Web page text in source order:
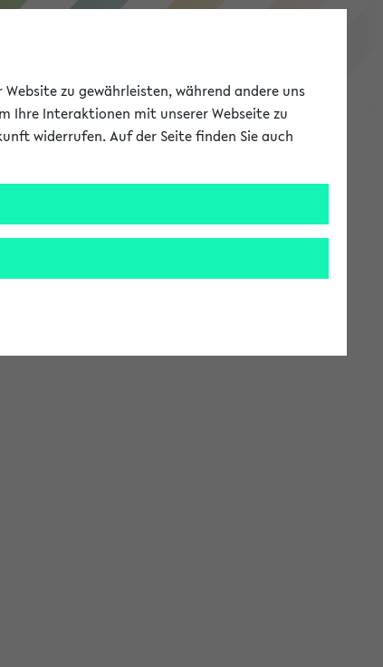
eKVV
zur Verfügung steht.
zu gewährleisten, während andere uns
Ihre Interaktionen mit unserer Webseite zu
widerrufen. Auf der Seite finden Sie auch